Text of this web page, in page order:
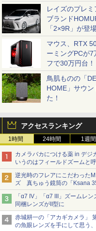
レイズのプレ
ブランド
「2×9R」が登
マウス、RTX
ーミングPCが7
フで30万円台！
鳥肌ものの「
HOME」サウン
た！
アクセスランキング
1時間 24時間 1週間
カメラバカにつける薬 in デジ
いうのはフィールドズームと
逆光時のフレアにこだわった
ズ 真ちゅう鏡筒の「Ksana
シルバークローム」
「α7 IV」「α7 III」ズームレ
同梱レンズがII型に
赤城耕一の「アカギカメラ」
の魚眼レンズを手にして思う